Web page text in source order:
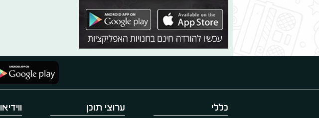
כללי ערוצי תוכן ווידיאו